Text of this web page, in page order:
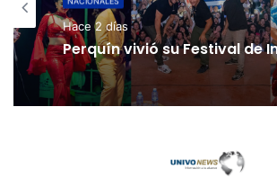
Hace 2 días
Perquín vivió su Festival de